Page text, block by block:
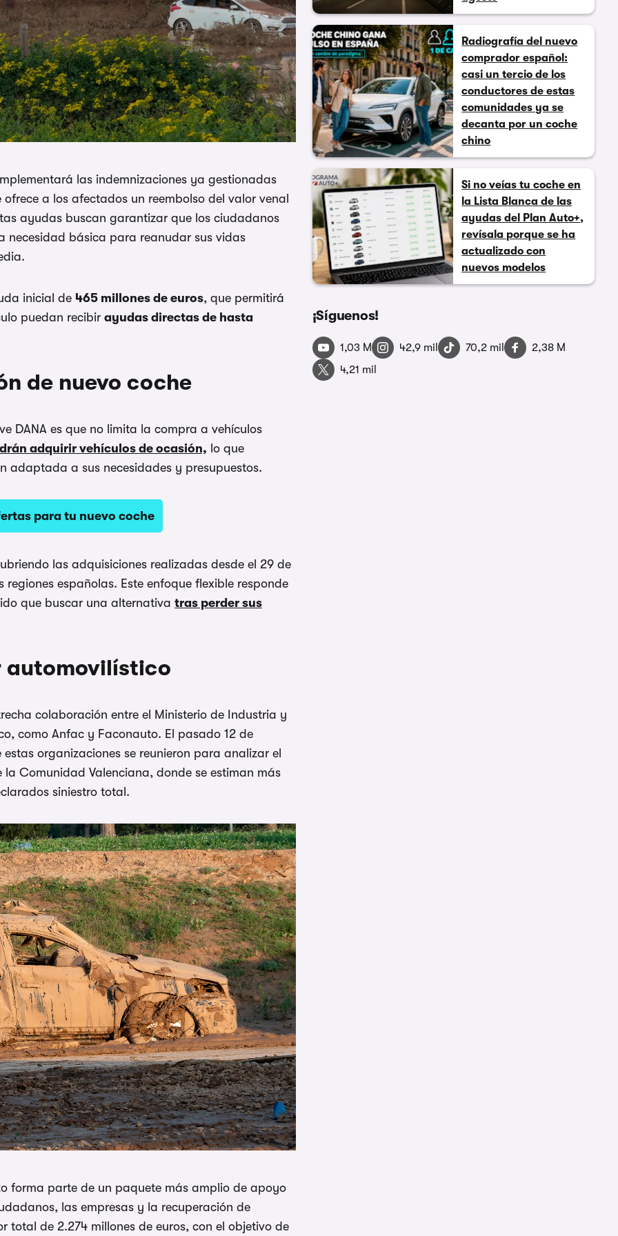
las indemnizaciones ya gestionadas
a los afectados un reembolso del valor venal
ayudas buscan garantizar que los ciudadanos
necesidad básica para reanudar sus vidas
inicial de 465 millones de euros, que permitirá
puedan recibir ayudas directas de hasta
de nuevo coche
DANA es que no limita la compra a vehículos
adquirir vehículos de ocasión, lo que
adaptada a sus necesidades y presupuestos.
para tu nuevo coche
las adquisiciones realizadas desde el 29 de
españolas. Este enfoque flexible responde
que buscar una alternativa tras perder sus
automovilístico
colaboración entre el Ministerio de Industria y
como Anfac y Faconauto. El pasado 12 de
organizaciones se reunieron para analizar el
Comunidad Valenciana, donde se estiman más
siniestro total.
forma parte de un paquete más amplio de apoyo
las empresas y la recuperación de
de 2.274 millones de euros, con el objetivo de
Radiografía del nuevo
comprador español:
casi un tercio de los
conductores de estas
comunidades ya se
decanta por un coche
chino
Si no veías tu coche en
la Lista Blanca de las
ayudas del Plan Auto+,
revísala porque se ha
actualizado con
nuevos modelos
¡Síguenos!
1,03 M 42,9 mil 70,2 mil
2,38 M
4,21 mil